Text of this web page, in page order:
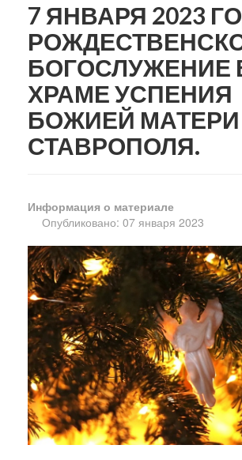
7 ЯНВАРЯ 2023
БОГОСЛУЖЕНИЕ
ХРАМЕ УСПЕНИЯ
БОЖИЕЙ МАТЕРИ
СТАВРОПОЛЯ.
Информация о материале
Опубликовано: 07 января 2023